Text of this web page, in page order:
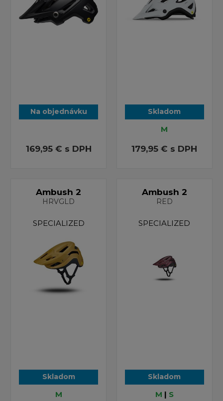
Na objednávku
169,95 € s DPH
Skladom
M
179,95 € s DPH
Ambush 2
HRVGLD
SPECIALIZED
Skladom
M
Ambush 2
RED
SPECIALIZED
Skladom
M | S